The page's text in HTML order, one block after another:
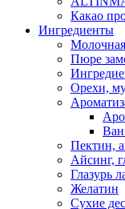
Какао
Ингредиенты
Пюре
Орехи,
Пектин,
Айсинг,
Глазурь
Желатин
Сухие